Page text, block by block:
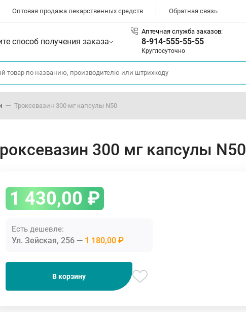
Оптовая продажа лекарственных средств Обратная связь
способ получения заказа
Аптечная служба заказов:
8-914-555-55-55
Круглосуточно
Троксевазин 300 мг капсулы N50
300 мг капсулы N50
1 430,00 ₽
Есть дешевле:
Ул. Зейская, 256 1 180,00 ₽
В корзину